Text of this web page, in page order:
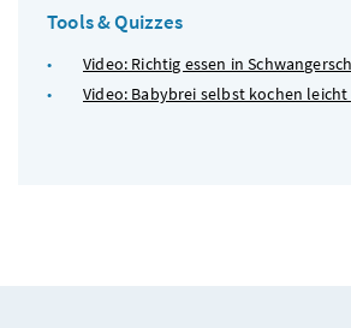
Tools & Quizzes
Video: Richtig essen in
Video: Babybrei selbst kochen